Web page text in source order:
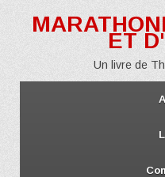
ET
Un livre de